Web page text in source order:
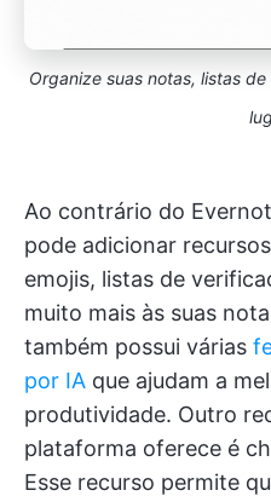
Organize suas notas, listas
Ao contrário do
pode adicionar
emojis, listas de
muito mais às suas
também possui várias
por IA que ajudam a
produtividade. Outro
plataforma oferece é
Esse recurso permite